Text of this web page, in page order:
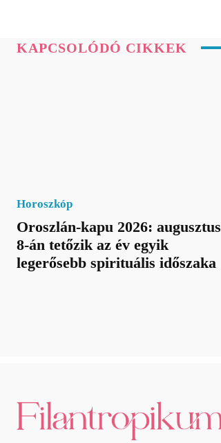
KAPCSOLÓDÓ CIKKEK
Horoszkóp
Oroszlán-kapu 2026: augusztus
8-án tetőzik az év egyik
legerősebb spirituális időszaka